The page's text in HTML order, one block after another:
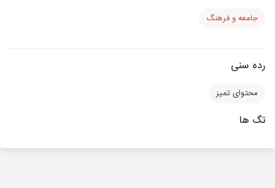
جامعه و فرهنگ
رده سنی
محتوای تمیز
تگ ها